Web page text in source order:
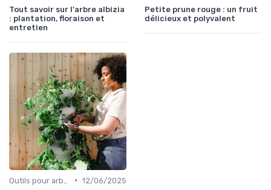
Tout savoir sur l'arbre albizia
: plantation, floraison et
entretien
Petite prune rouge : un fruit
délicieux et polyvalent
• 12/06/2025